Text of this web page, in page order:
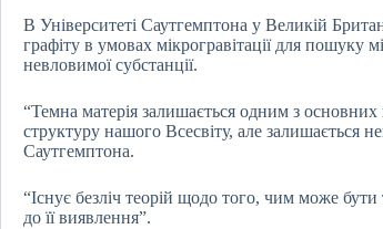
В Університеті Саутгемптона у Великій
графіту в умовах мікрогравітації для пошуку
невловимої субстанції.
“Темна матерія залишається одним з
структуру нашого Всесвіту, але залишається
Саутгемптона.
“Існує безліч теорій щодо того, чим може
до її виявлення”.